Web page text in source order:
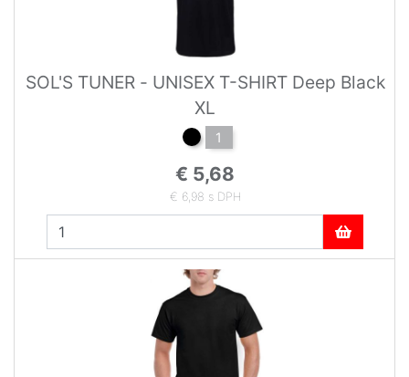
SOL'S TUNER - UNISEX T-SHIRT Deep Black
XL
1
€ 5,68
€ 6,98 s DPH